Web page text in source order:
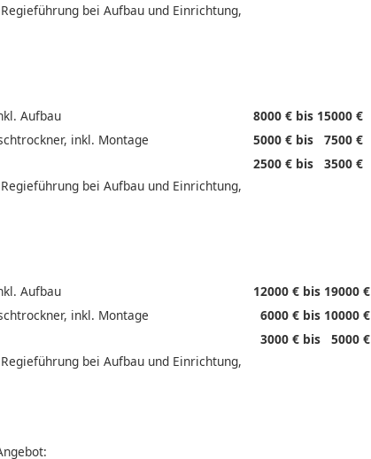
bei Aufbau und Einrichtung,
Aufbau
8000 € bis 15000 €
inkl. Montage
5000 € bis 7500 €
bei Aufbau und Einrichtung,
2500 € bis 3500 €
Aufbau
12000 € bis 19000 €
inkl. Montage
6000 € bis 10000 €
bei Aufbau und Einrichtung,
3000 € bis 5000 €